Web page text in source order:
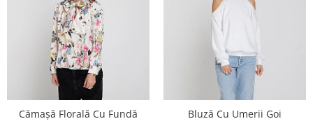
Cămașă Florală Cu Fundă
Bluză Cu Umerii Goi